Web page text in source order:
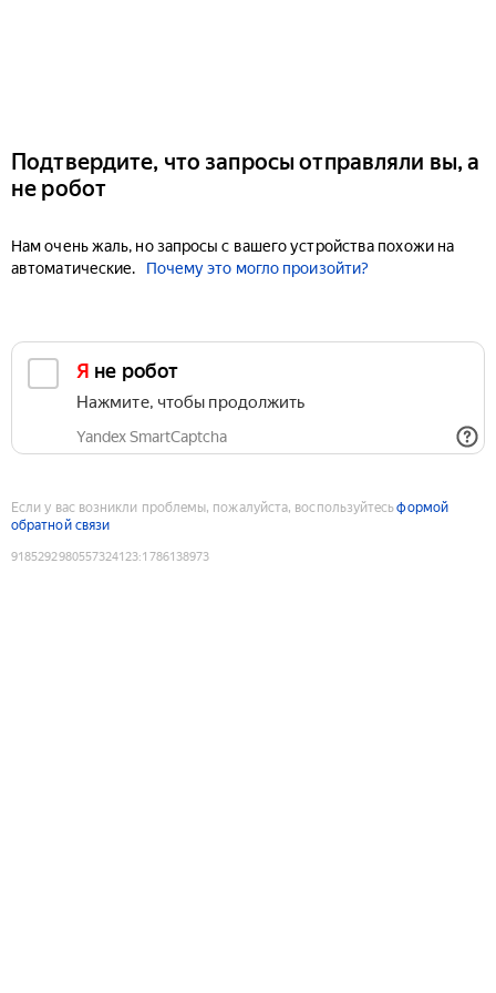
Подтвердите, что запросы отправляли вы, а
не робот
Нам очень жаль, но запросы с вашего устройства похожи на
автоматические.
Почему это могло произойти?
Я не робот
Нажмите, чтобы продолжить
Yandex SmartCaptcha
Если у вас возникли проблемы, пожалуйста, воспользуйтесьформой
обратной связи
9185292980557324123:1786138973